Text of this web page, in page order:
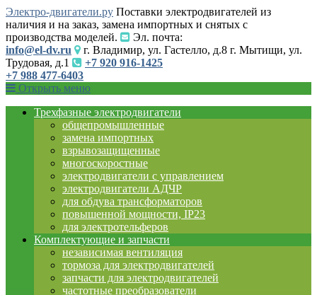
Электро-двигатели.ру Поставки электродвигателей из
наличия и на заказ, замена импортных и снятых с
производства моделей.
Эл. почта:
info@el-dv.ru
г. Владимир, ул. Гастелло, д.8 г. Мытищи, ул.
Трудовая, д.1
+7 920 916-1425
+7 988 477-6403
Открыть меню
Трехфазные электродвигатели
общепромышленные
замена импортных
взрывозащищенные
многоскоростные
электродвигатели с управлением
электродвигатели АДЧР
для обдува трансформаторов
повышенной мощности, IP23
для электротельферов
Комплектующие и запчасти
независимая вентиляция
тормоза для электродвигателей
запчасти для электродвигателей
частотные преобразователи